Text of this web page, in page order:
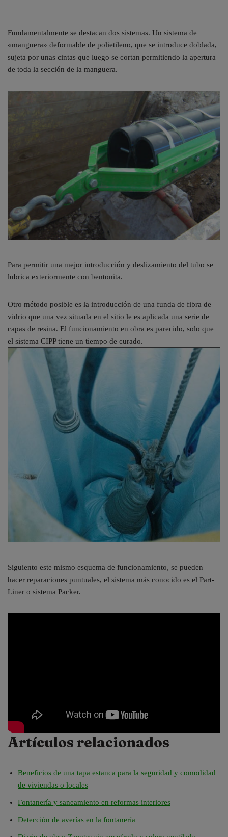
Fundamentalmente se destacan dos sistemas. Un sistema de
«manguera» deformable de polietileno, que se introduce doblada,
sujeta por unas cintas que luego se cortan permitiendo la apertura
de toda la sección de la manguera.
Para permitir una mejor introducción y deslizamiento del tubo se
lubrica exteriormente con bentonita.
Otro método posible es la introducción de una funda de fibra de
vidrio que una vez situada en el sitio le es aplicada una serie de
capas de resina. El funcionamiento en obra es parecido, solo que
el sistema CIPP tiene un tiempo de curado.
Siguiento este mismo esquema de funcionamiento, se pueden
hacer reparaciones puntuales, el sistema más conocido es el Part-
Liner o sistema Packer.
Artículos relacionados
Beneficios de una tapa estanca para la seguridad y comodidad
de viviendas o locales
Fontanería y saneamiento en reformas interiores
Detección de averías en la fontanería